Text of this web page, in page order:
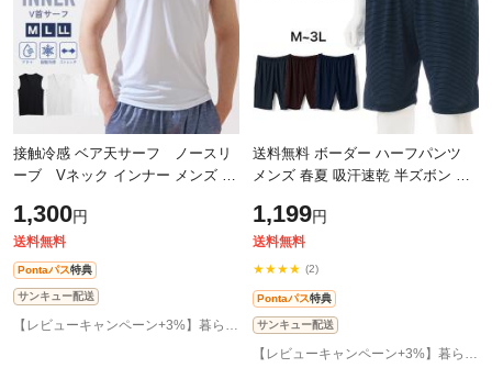
接触冷感 ベア天サーフ ノースリ
ーブ Vネック インナー メンズ 春
1,300円
送料無料
Pontaパス特典
サンキュー配送
【レビューキャンペーン+3%】暮らしの肌着 インナー専門店
送料無料 ボーダー ハーフパンツ
メンズ 春夏 吸汗速乾 半ズボン 短
おしゃれ インナー アウトレット
ク
1,199円
送料無料
★★★★ (2)
Pontaパス特典
サンキュー配送
【レビューキャンペーン+3%】暮らしの肌着 インナー専門店